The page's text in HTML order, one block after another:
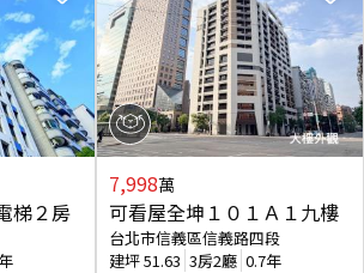
梯２房
7,998萬
可看屋全坤１０１Ａ１九樓
台北市信義區信義路四段
建坪51.63 3房2廳 0.7年